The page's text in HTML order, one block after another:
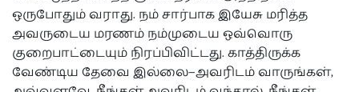
ஒருபோதும் வராது. நம் சார்பாக இயேசு மரித்த
அவருடைய மரணம் நம்முடைய ஒவ்வொரு
குறைபாட்டையும் நிரப்பிவிட்டது. காத்திருக்க
வேண்டிய தேவை இல்லை—அவரிடம் வாருங்கள்,